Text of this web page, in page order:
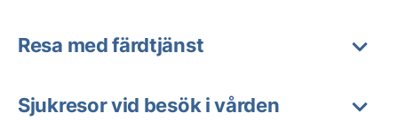
Resa med färdtjänst
Sjukresor vid besök i vården